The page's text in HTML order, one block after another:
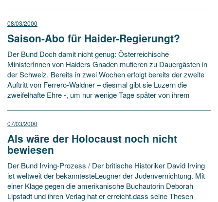
08/03/2000
Saison-Abo für Haider-Regierungt?
Der Bund Doch damit nicht genug: Österreichische
MinisterInnen von Haiders Gnaden mutieren zu Dauergästen in
der Schweiz. Bereits in zwei Wochen erfolgt bereits der zweite
Auftritt von Ferrero-Waldner – diesmal gibt sie Luzern die
zweifelhafte Ehre -, um nur wenige Tage später von ihrem
07/03/2000
Als wäre der Holocaust noch nicht
bewiesen
Der Bund Irving-Prozess / Der britische Historiker David Irving
ist weltweit der bekanntesteLeugner der Judenvernichtung. Mit
einer Klage gegen die amerikanische Buchautorin Deborah
Lipstadt und ihren Verlag hat er erreicht,dass seine Thesen